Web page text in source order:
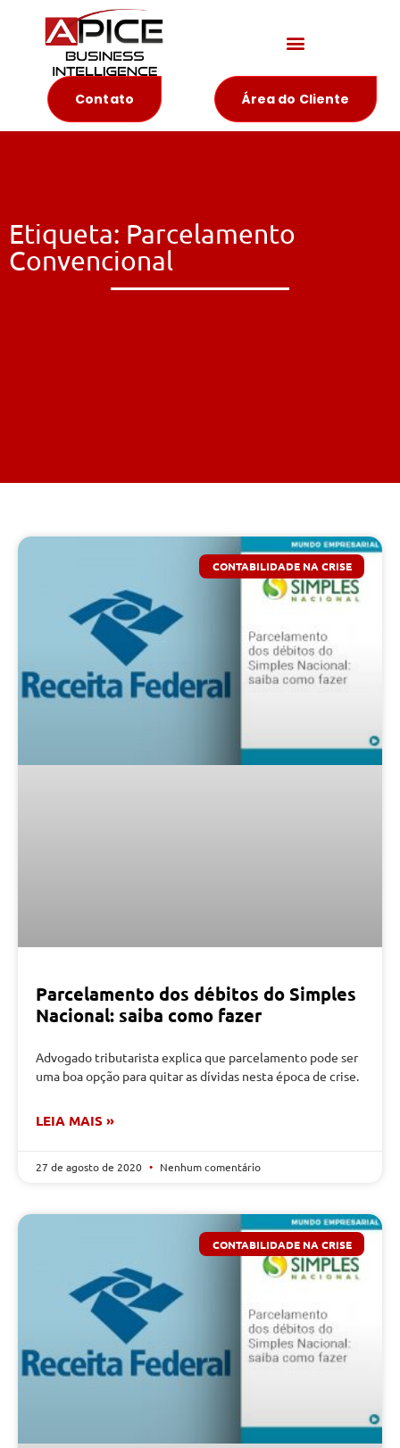
Contato Área do Cliente
Etiqueta: Parcelamento
Convencional
CONTABILIDADE NA CRISE
Parcelamento dos débitos do Simples
Nacional: saiba como fazer
Advogado tributarista explica que parcelamento pode ser
uma boa opção para quitar as dívidas nesta época de crise.
LEIA MAIS »
27 de agosto de 2020 Nenhum comentário
CONTABILIDADE NA CRISE